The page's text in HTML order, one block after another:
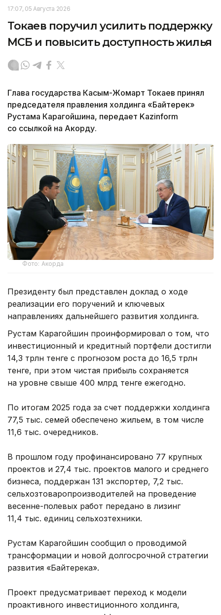
17:07, 05 Августа 2026
Токаев поручил усилить поддержку
МСБ и повысить доступность жилья
Глава государства Касым-Жомарт Токаев принял
председателя правления холдинга «Байтерек»
Рустама Карагойшина, передает Kazinform
со ссылкой на Акорду.
Фото: Акорда
Президенту был представлен доклад о ходе
реализации его поручений и ключевых
направлениях дальнейшего развития холдинга.
Рустам Карагойшин проинформировал о том, что
инвестиционный и кредитный портфели достигли
14,3 трлн тенге с прогнозом роста до 16,5 трлн
тенге, при этом чистая прибыль сохраняется
на уровне свыше 400 млрд тенге ежегодно.
По итогам 2025 года за счет поддержки холдинга
77,5 тыс. семей обеспечено жильем, в том числе
11,6 тыс. очередников.
В прошлом году профинансировано 77 крупных
проектов и 27,4 тыс. проектов малого и среднего
бизнеса, поддержан 131 экспортер, 7,2 тыс.
сельхозтоваропроизводителей на проведение
весенне-полевых работ передано в лизинг
11,4 тыс. единиц сельхозтехники.
Рустам Карагойшин сообщил о проводимой
трансформации и новой долгосрочной стратегии
развития «Байтерека».
Проект предусматривает переход к модели
проактивного инвестиционного холдинга,